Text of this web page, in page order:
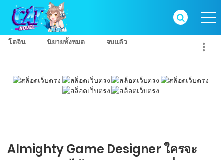
โดจิน นิยายทั้งหมด จบแล้ว
Almighty Game Designer ใครจะ